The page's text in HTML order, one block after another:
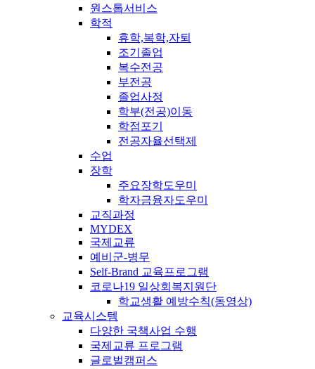
원스톱서비스
학적
휴학,복학,자퇴
조기졸업
복수전공
부전공
졸업사정
학부(전공)이동
학점포기
전공자율선택제
수업
장학
주요장학도우미
학자금융자도우미
교직과정
MYDEX
국제교류
예비군-병무
Self-Brand 교육프로그램
코로나19 일상회복지원단
학교생활 예방수칙(동영상)
교육시스템
다양한 국책사업 수행
국제교류 프로그램
글로벌캠퍼스